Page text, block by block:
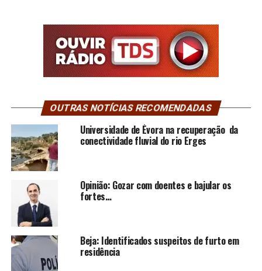
OUTRAS NOTÍCIAS RECOMENDADAS
Universidade de Évora na recuperação da
conectividade fluvial do rio Erges
Opinião: Gozar com doentes e bajular os
fortes…
Beja: Identificados suspeitos de furto em
residência